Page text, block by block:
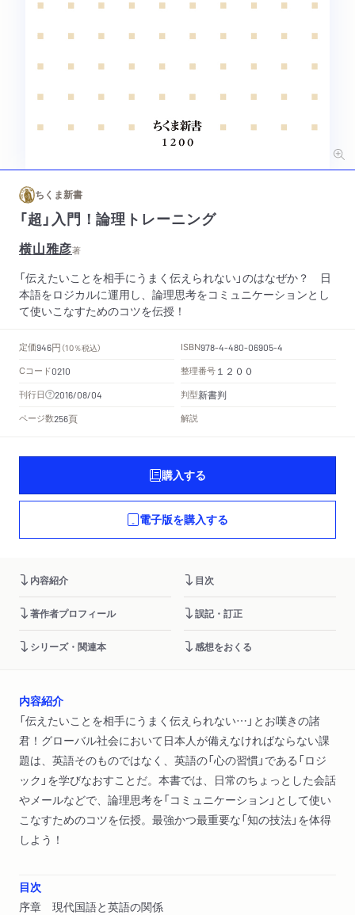
ちくま新書
「超」入門！論理トレーニング
横山雅彦著
「伝えたいことを相手にうまく伝えられない」のはなぜか？ 日
本語をロジカルに運用し、論理思考をコミュニケーションとし
て使いこなすためのコツを伝授！
定価946円 （10％税込） ISBN978-4-480-06905-4
Cコード0210 整理番号 １２００
刊行日 2016/08/04 判型新書判
ページ数256頁 解説
購入する
電子版を購入する
内容紹介 目次
著作者プロフィール 誤記・訂正
シリーズ・関連本 感想をおくる
内容紹介
「伝えたいことを相手にうまく伝えられない…」とお嘆きの諸
君！グローバル社会において日本人が備えなければならない課
題は、英語そのものではなく、英語の「心の習慣」である「ロジ
ック」を学びなおすことだ。本書では、日常のちょっとした会話
やメールなどで、論理思考を「コミュニケーション」として使い
こなすためのコツを伝授。最強かつ最重要な「知の技法」を体得
しよう！
目次
序章 現代国語と英語の関係